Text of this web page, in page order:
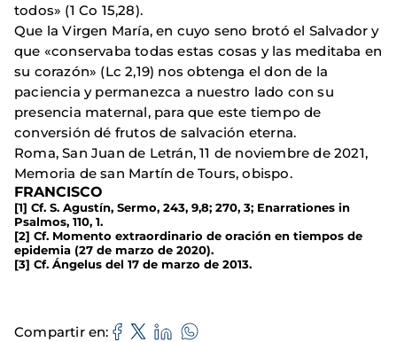
todos» (1 Co 15,28).
Que la Virgen María, en cuyo seno brotó el Salvador y
que «conservaba todas estas cosas y las meditaba en
su corazón» (Lc 2,19) nos obtenga el don de la
paciencia y permanezca a nuestro lado con su
presencia maternal, para que este tiempo de
conversión dé frutos de salvación eterna.
Roma, San Juan de Letrán, 11 de noviembre de 2021,
Memoria de san Martín de Tours, obispo.
FRANCISCO
[1] Cf. S. Agustín, Sermo, 243, 9,8; 270, 3; Enarrationes in
Psalmos, 110, 1.
[2] Cf. Momento extraordinario de oración en tiempos de
epidemia (27 de marzo de 2020).
[3] Cf. Ángelus del 17 de marzo de 2013.
Compartir en